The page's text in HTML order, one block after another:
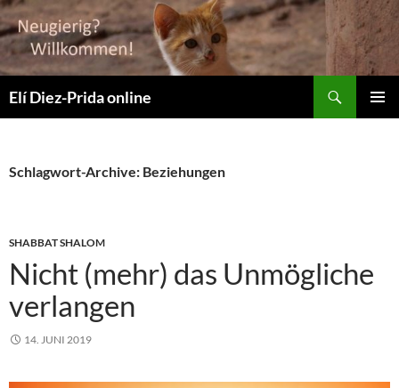
Elí Diez-Prida online
Schlagwort-Archive: Beziehungen
SHABBAT SHALOM
Nicht (mehr) das Unmögliche
verlangen
14. JUNI 2019